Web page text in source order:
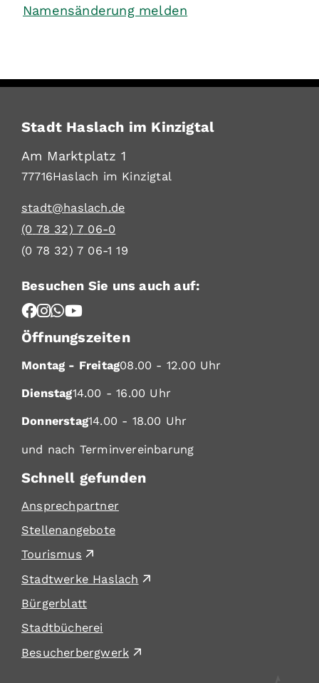
Namensänderung melden
Stadt Haslach im Kinzigtal
Am Marktplatz 1
77716Haslach im Kinzigtal
stadt@haslach.de
(0 78 32) 7 06-0
(0 78 32) 7 06-1 19
Besuchen Sie uns auch auf:
Öffnungszeiten
Montag - Freitag08.00 - 12.00 Uhr
Dienstag14.00 - 16.00 Uhr
Donnerstag14.00 - 18.00 Uhr
und nach Terminvereinbarung
Schnell gefunden
Ansprechpartner
Stellenangebote
Tourismus
Stadtwerke Haslach
Bürgerblatt
Stadtbücherei
Besucherbergwerk